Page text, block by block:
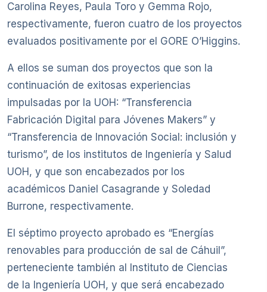
Carolina Reyes, Paula Toro y Gemma Rojo,
respectivamente, fueron cuatro de los proyectos
evaluados positivamente por el GORE O’Higgins.
A ellos se suman dos proyectos que son la
continuación de exitosas experiencias
impulsadas por la UOH: “Transferencia
Fabricación Digital para Jóvenes Makers” y
“Transferencia de Innovación Social: inclusión y
turismo”, de los institutos de Ingeniería y Salud
UOH, y que son encabezados por los
académicos Daniel Casagrande y Soledad
Burrone, respectivamente.
El séptimo proyecto aprobado es “Energías
renovables para producción de sal de Cáhuil”,
perteneciente también al Instituto de Ciencias
de la Ingeniería UOH, y que será encabezado